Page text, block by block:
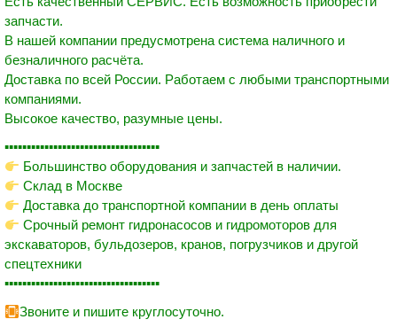
зaпчacти.
В нашей компании предусмотрена система наличного и
безналичного расчёта.
Доставка по всей России. Работаем с любыми транспортными
компаниями.
Высокое качество, разумные цены.
▪▪▪▪▪▪▪▪▪▪▪▪▪▪▪▪▪▪▪▪▪▪▪▪▪▪▪▪▪▪▪▪▪▪▪
Большинство оборудования и запчастей в наличии.
Склад в Москве
Доставка до транспортной компании в день оплаты
Срочный ремонт гидронасосов и гидромоторов для
экскаваторов, бульдозеров, кранов, погрузчиков и другой
спецтехники
▪▪▪▪▪▪▪▪▪▪▪▪▪▪▪▪▪▪▪▪▪▪▪▪▪▪▪▪▪▪▪▪▪▪▪
Звоните и пишите круглосуточно.